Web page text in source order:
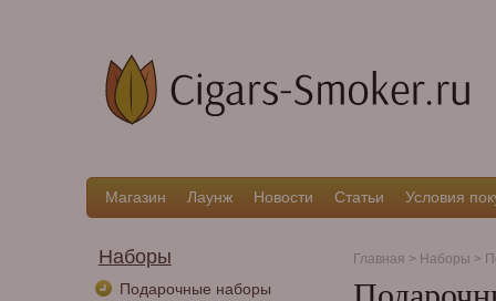
Магазин Лаунж Новости Статьи Условия
Наборы
Подарочные наборы
Главная > Наборы >